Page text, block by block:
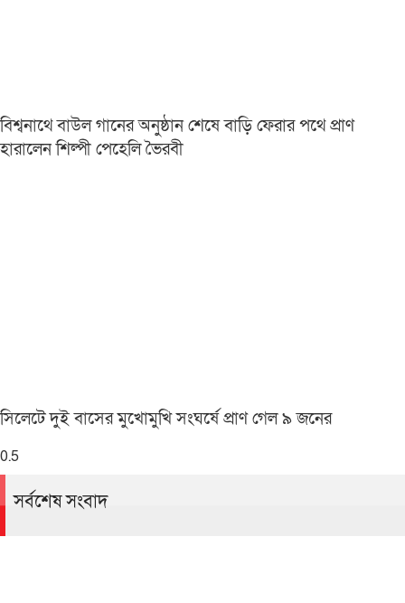
বিশ্বনাথে বাউল গানের অনুষ্ঠান শেষে বাড়ি ফেরার পথে প্রাণ
হারালেন শিল্পী পেহেলি ভৈরবী
সিলেটে দুই বাসের মুখোমুখি সংঘর্ষে প্রাণ গেল ৯ জনের
সর্বশেষ সংবাদ